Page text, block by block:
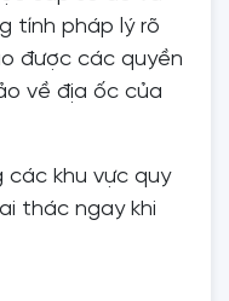
tính pháp lý rõ
được các quyền
về địa ốc của
các khu vực quy
thác ngay khi